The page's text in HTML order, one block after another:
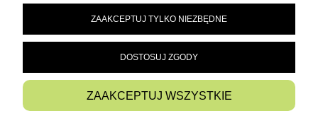
MATERIAŁY INFORMACYJNE
INFORMACJE
ZAAKCEPTUJ TYLKO NIEZBĘDNE
DOSTOSUJ ZGODY
ZAAKCEPTUJ WSZYSTKIE